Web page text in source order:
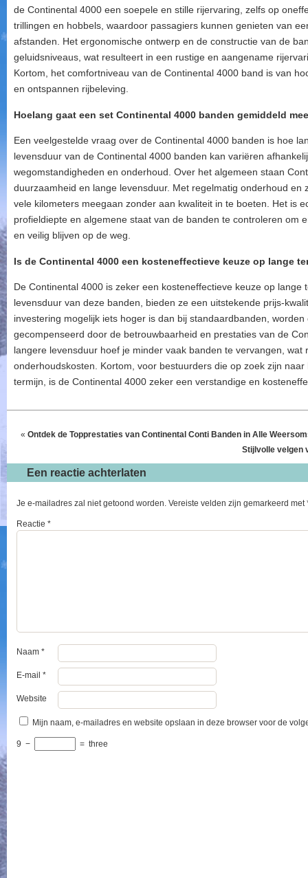
de Continental 4000 een soepele en stille rijervaring, zelfs op
trillingen en hobbels, waardoor passagiers kunnen genieten van
afstanden. Het ergonomische ontwerp en de constructie van de
geluidsniveaus, wat resulteert in een rustige en aangename
Kortom, het comfortniveau van de Continental 4000 band is van
en ontspannen rijbeleving.
Hoelang gaat een set Continental 4000 banden gemiddeld
Een veelgestelde vraag over de Continental 4000 banden is hoe
levensduur van de Continental 4000 banden kan variëren
wegomstandigheden en onderhoud. Over het algemeen staan
duurzaamheid en lange levensduur. Met regelmatig onderhoud en
vele kilometers meegaan zonder aan kwaliteit in te boeten. Het is
profieldiepte en algemene staat van de banden te controleren om
en veilig blijven op de weg.
Is de Continental 4000 een kosteneffectieve keuze op lange
De Continental 4000 is zeker een kosteneffectieve keuze op
levensduur van deze banden, bieden ze een uitstekende prijs-
investering mogelijk iets hoger is dan bij standaardbanden,
gecompenseerd door de betrouwbaarheid en prestaties van de
langere levensduur hoef je minder vaak banden te vervangen, wat
onderhoudskosten. Kortom, voor bestuurders die op zoek zijn
termijn, is de Continental 4000 zeker een verstandige en
« Ontdek de Topprestaties van Continental Conti Banden in Alle
Stijlvolle velgen
Een reactie achterlaten
Je e-mailadres zal niet getoond worden. Vereiste velden zijn gemarkeerd met
Reactie*
Naam*
E-mail*
Website
Mijn naam, e-mailadres en website opslaan in deze browser voor de
9 − = three